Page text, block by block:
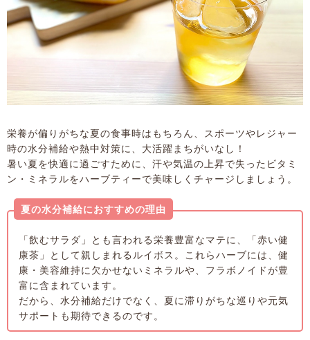
栄養が偏りがちな夏の食事時はもちろん、スポーツやレジャー
時の水分補給や熱中対策に、大活躍まちがいなし！
暑い夏を快適に過ごすために、汗や気温の上昇で失ったビタミ
ン・ミネラルをハーブティーで美味しくチャージしましょう。
夏の水分補給におすすめの理由
「飲むサラダ」とも言われる栄養豊富なマテに、「赤い健
康茶」として親しまれるルイボス。これらハーブには、健
康・美容維持に欠かせないミネラルや、フラボノイドが豊
富に含まれています。
だから、水分補給だけでなく、夏に滞りがちな巡りや元気
サポートも期待できるのです。